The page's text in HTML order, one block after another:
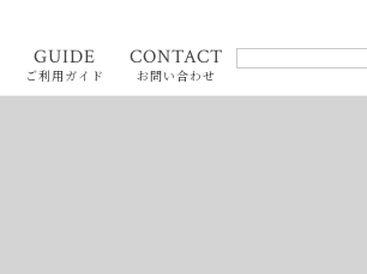
GUIDE
ご利用ガイド
CONTACT
お問い合わせ